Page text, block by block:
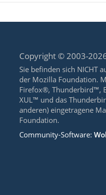
Copyright © 2003-
Sie befinden sich NICHT
der Mozilla Foundation.
Firefox®, Thunderbird™,
XUL™ und das
anderen) eingetragene
Foundation.
Community-Software: